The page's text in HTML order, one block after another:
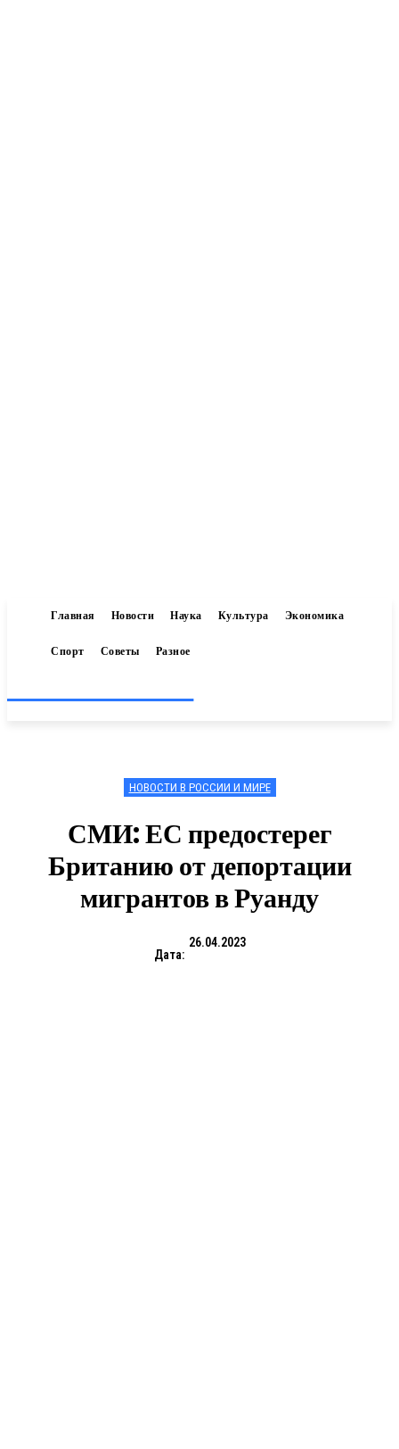
Главная Новости Наука Культура Экономика
Спорт Советы Разное
НОВОСТИ В РОССИИ И МИРЕ
СМИ: ЕС предостерег
Британию от депортации
мигрантов в Руанду
Дата:
26.04.2023